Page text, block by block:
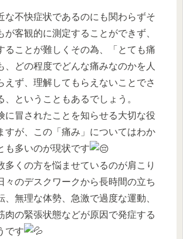
な不快症状であるのにも関わらずそ
が客観的に測定することができず、
ることが難しくその為、「とても痛
、どの程度でどんな痛みなのかを人
えず、理解してもらえないことでさ
、ということもあるでしょう。
に冒されたことを知らせる大切な役
すが、この「痛み」についてはわか
も多いのが現状です
多くの方を悩ませているのが肩こり
々のデスクワークから長時間の立ち
、無理な体勢、急激で過度な運動、
肉の緊張状態などが原因で発症する
です